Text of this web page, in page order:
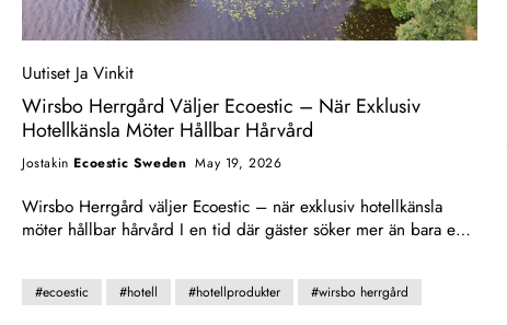
Uutiset Ja Vinkit
Wirsbo Herrgård Väljer Ecoestic – När Exklusiv
Hotellkänsla Möter Hållbar Hårvård
JostakinEcoestic Sweden May 19, 2026
Wirsbo Herrgård väljer Ecoestic – när exklusiv hotellkänsla
möter hållbar hårvård I en tid där gäster söker mer än bara en
genomtänkt, harmonisk och minnesvärd – från första intrycket
till sista stund. Därför är vi stolta över att Wirsbo Herrgård har
#ecoestic #hotell #hotellprodukter #wirsbo herrgård